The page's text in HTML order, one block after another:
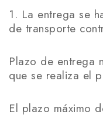
1. La entrega se
de transporte
Plazo de entrega
que se realiza el
El plazo máximo